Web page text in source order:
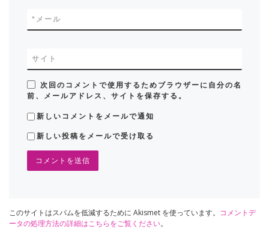
メール
*
サイト
次回のコメントで使用するためブラウザーに自分の名
前、メールアドレス、サイトを保存する。
新しいコメントをメールで通知
新しい投稿をメールで受け取る
このサイトはスパムを低減するために Akismet を使っています。 コメントデ
ータの処理方法の詳細はこちらをご覧ください。